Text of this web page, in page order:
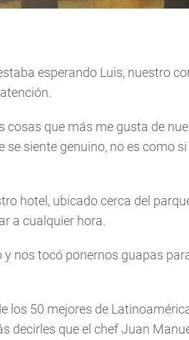
esperando Luis, nuestro
cosas que más me gusta de
se siente genuino, no es como
hotel, ubicado cerca del
a cualquier hora.
nos tocó ponernos guapas
los 50 mejores de
decirles que el chef Juan